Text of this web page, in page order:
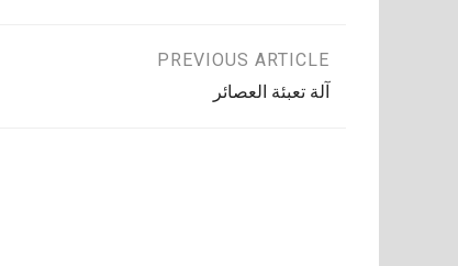
تصفّح
PREVIOUS ARTICLE
آلة تعبئة العصائر